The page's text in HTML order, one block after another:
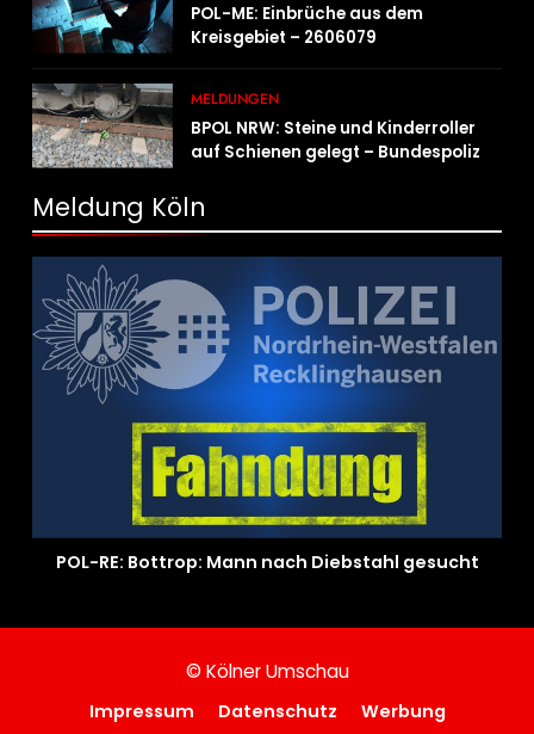
POL-ME: Einbrüche aus dem
Kreisgebiet – 2606079
MELDUNGEN
BPOL NRW: Steine und Kinderroller
auf Schienen gelegt – Bundespolizei
Meldung Köln
POL-RE: Bottrop: Mann nach Diebstahl gesucht
© Kölner Umschau
Impressum Datenschutz Werbung